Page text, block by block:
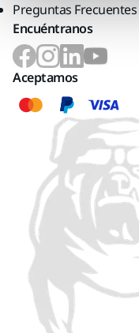
Preguntas Frecuentes
Encuéntranos
Aceptamos